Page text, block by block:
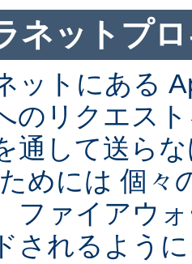
ネットプ
ットにある
のリクエス
通して送ら
めには 個々
ファイアウ
されるよう